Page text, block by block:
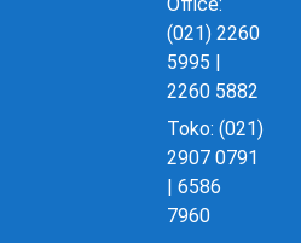
(021) 2260
5995 |
2260 5882
Toko: (021)
2907 0791
| 6586
7960